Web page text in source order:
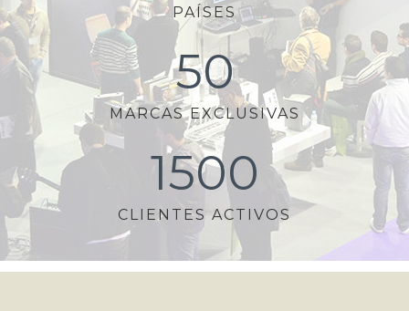
PAÍSES
50
MARCAS EXCLUSIVAS
1500
CLIENTES ACTIVOS